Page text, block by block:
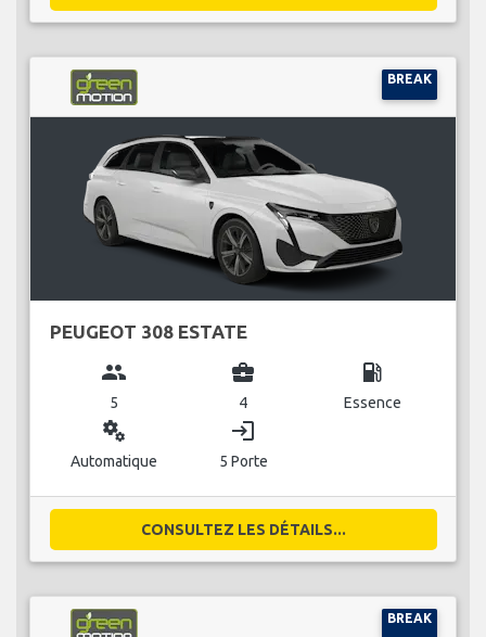
BREAK
PEUGEOT 308 ESTATE
group
5
business_center
4
local_gas_station
Essence
miscellaneous_services
Automatique
login
5 Porte
CONSULTEZ LES DÉTAILS...
BREAK